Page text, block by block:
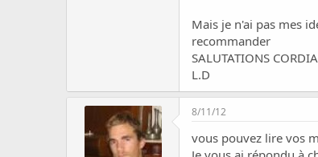
Mais je n'ai pas mes
recommander
SALUTATIONS
L.D
8/11/12
vous pouvez lire vos